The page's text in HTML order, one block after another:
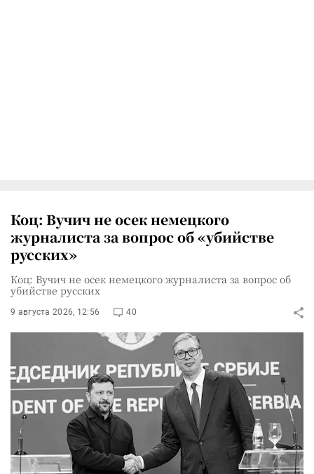
Коц: Вучич не осек немецкого
журналиста за вопрос об «убийстве
русских»
Коц: Вучич не осек немецкого журналиста за вопрос об
убийстве русских
9 августа 2026, 12:56 40